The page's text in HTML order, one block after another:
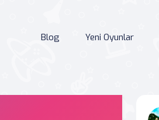
Blog Yeni Oyunlar